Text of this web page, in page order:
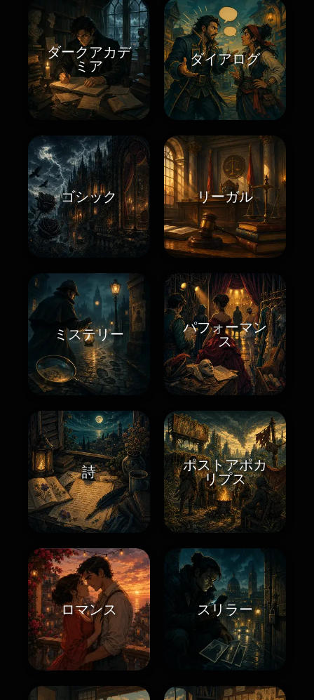
ダークアカデ
ミア
ダイアログ
ゴシック リーガル
ミステリー
パフォーマン
ス
詩
ポストアポカ
リプス
ロマンス スリラー